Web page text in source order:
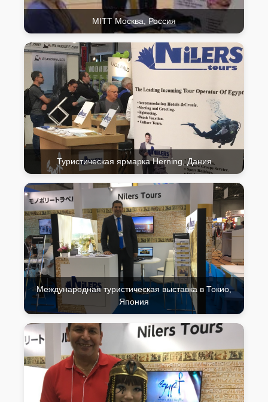
MITT Москва, Россия
Туристическая ярмарка Herning, Дания
Международная туристическая выставка в Токио,
Япония